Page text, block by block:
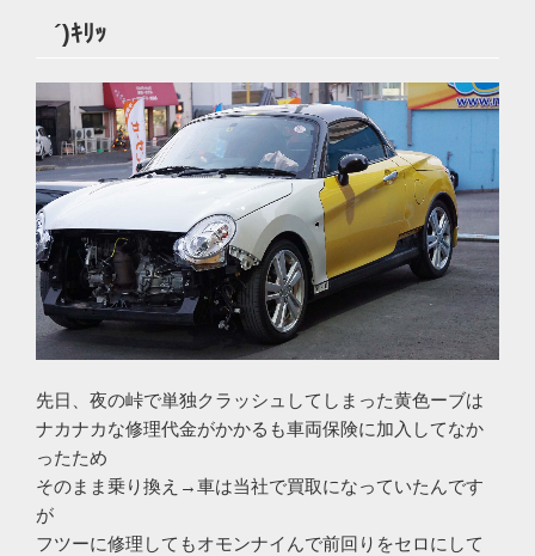
´)ｷﾘｯ
先日、夜の峠で単独クラッシュしてしまった黄色ーブは
ナカナカな修理代金がかかるも車両保険に加入してなか
ったため
そのまま乗り換え→車は当社で買取になっていたんです
が
フツーに修理してもオモンナイんで前回りをセロにして